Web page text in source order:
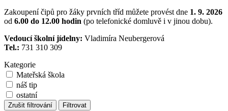
Zakoupení čipů pro žáky prvních tříd můžete provést dne 1. 9. 2026
od 6.00 do 12.00 hodin (po telefonické domluvě i v jinou dobu).
Vedoucí školní jídelny: Vladimíra Neubergerová
Tel.: 731 310 309
Kategorie
Mateřská škola
náš tip
ostatní
Zrušit filtrování Filtrovat